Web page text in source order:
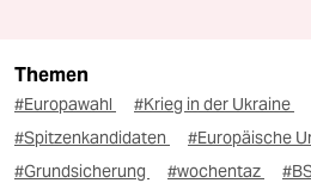
Themen
#Europawahl #Krieg in der Ukraine
#Spitzenkandidaten
#Europäische
#Grundsicherung
#wochentaz